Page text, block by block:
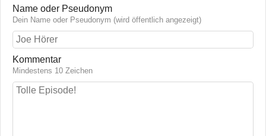
Name oder Pseudonym
Dein Name oder Pseudonym (wird öffentlich angezeigt)
Kommentar
Mindestens 10 Zeichen